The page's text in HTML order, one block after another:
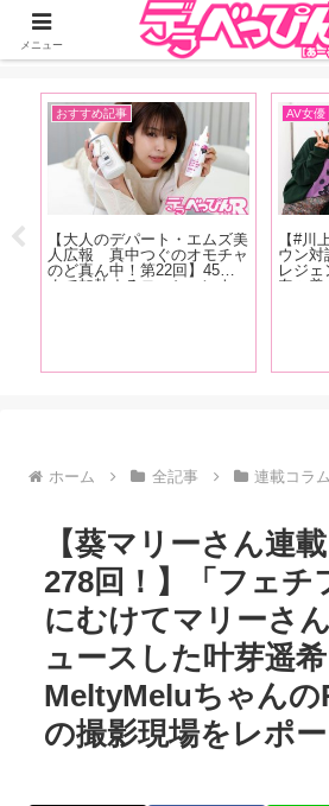
ジーオーティーが運営するちょっとHなニュー
DMMアフィリエイトが含まれてい
おすすめ記事
【大人のデパート・エムズ美
人広報 真中つぐのオモチャ
のど真ん中！第22回】45度
まで加熱するローションウォ
AV女優
【#川
ウン対
レジ
奈々美
ホーム 全記事 連載コラム
【葵マリーさん連
278回！】「フェチ
にむけてマリーさ
ュースした叶芽遥
MeltyMeluちゃんの
の撮影現場をレポー
メニュー